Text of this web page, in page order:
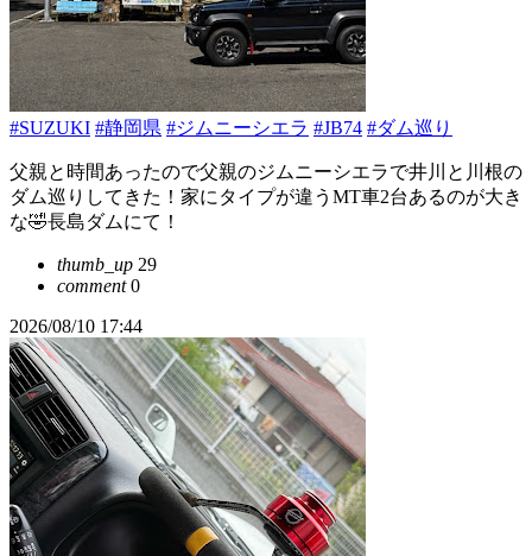
#SUZUKI #静岡県 #ジムニーシエラ #JB74 #ダム巡り
父親と時間あったので父親のジムニーシエラで井川と川根の
ダム巡りしてきた！家にタイプが違うMT車2台あるのが大き
な🤣長島ダムにて！
thumb_up 29
comment0
2026/08/10 17:44